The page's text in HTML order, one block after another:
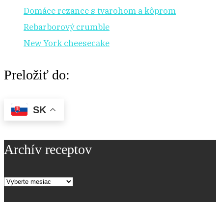
Domáce rezance s tvarohom a kôprom
Rebarborový crumble
New York cheesecake
Preložiť do:
SK
Archív receptov
Archív